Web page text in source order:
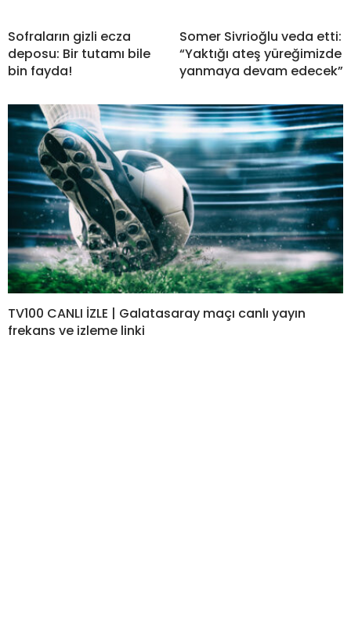
Sofraların gizli ecza
deposu: Bir tutamı bile
bin fayda!
Somer Sivrioğlu veda etti:
“Yaktığı ateş yüreğimizde
yanmaya devam edecek”
TV100 CANLI İZLE | Galatasaray maçı canlı yayın
frekans ve izleme linki